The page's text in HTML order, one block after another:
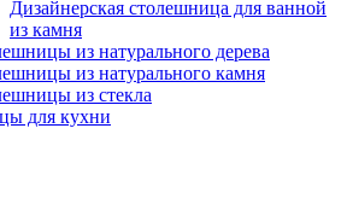
Дизайнерская столешница для ванной
из камня
из натурального дерева
из натурального камня
из стекла
для кухни